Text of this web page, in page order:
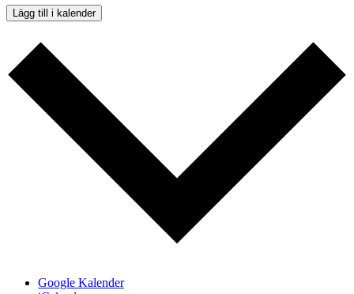
Lägg till i kalender
Google Kalender